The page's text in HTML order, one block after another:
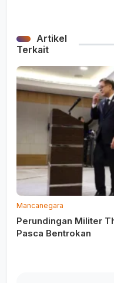
Artikel
Terkait
Mancanegara
Perundingan Militer
Pasca Bentrokan